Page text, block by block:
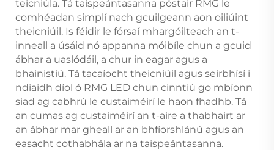
teicniúla. Tá taispeántasanna póstair RMG le
comhéadan simplí nach gcuilgeann aon oiliúint
theicniúil. Is féidir le fórsaí mhargóilteach an t-
inneall a úsáid nó appanna móibíle chun a gcuid
ábhar a uaslódáil, a chur in eagar agus a
bhainistiú. Tá tacaíocht theicniúil agus seirbhísí i
ndiaidh díol ó RMG LED chun cinntiú go mbíonn
siad ag cabhrú le custaiméirí le haon fhadhb. Tá
an cumas ag custaiméirí an t-aire a thabhairt ar
an ábhar mar gheall ar an bhfíorshlánú agus an
easacht cothabhála ar na taispeántasanna.